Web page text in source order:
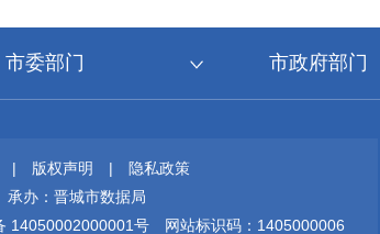
市委部门 市政府部门
| 版权声明 |
隐私政策
承办：晋城市数据局
14050002000001号 网站标识码：1405000006